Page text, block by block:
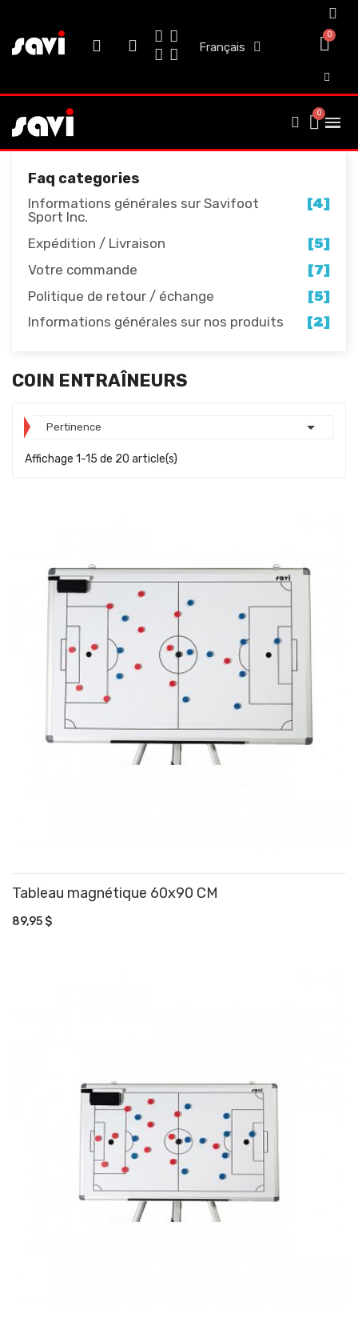
Français
Faq categories
Informations générales sur Savifoot
Sport Inc.
[4]
Expédition / Livraison
[5]
Votre commande
[7]
Politique de retour / échange
[5]
Informations générales sur nos produits
[2]
COIN ENTRAÎNEURS
Pertinence 
Affichage 1-15 de 20 article(s)
Tableau magnétique 60x90 CM
89,95 $